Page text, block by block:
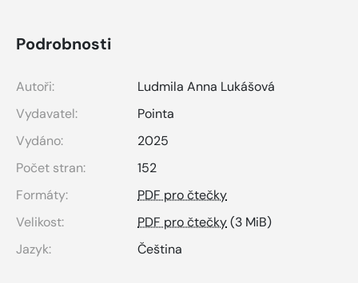
Podrobnosti
Autoři:
Ludmila Anna Lukášová
Vydavatel:
Pointa
Vydáno:
2025
Počet stran:
152
Formáty:
PDF pro čtečky
Velikost:
PDF pro čtečky(3 MiB)
Jazyk:
Čeština